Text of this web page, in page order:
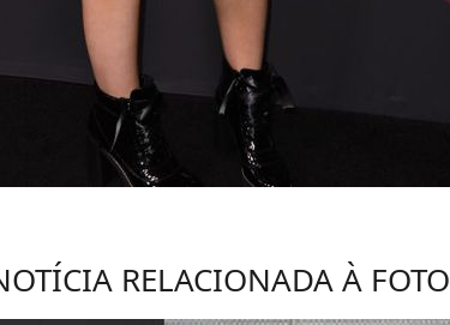
RELACIONADA À FOTO